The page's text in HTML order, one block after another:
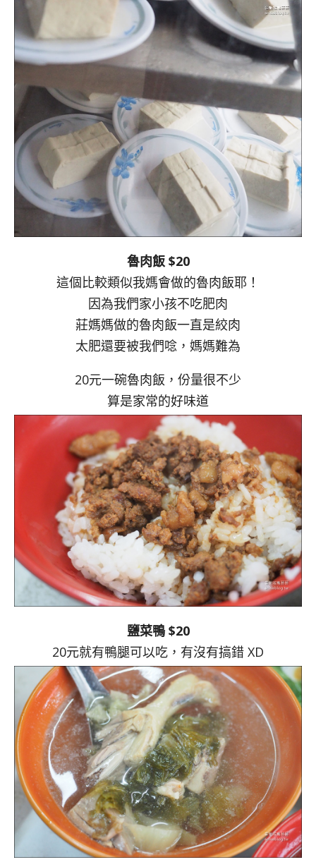
魯肉飯 $20
這個比較類似我媽會做的魯肉飯耶！
因為我們家小孩不吃肥肉
莊媽媽做的魯肉飯一直是絞肉
太肥還要被我們唸，媽媽難為
20元一碗魯肉飯，份量很不少
算是家常的好味道
鹽菜鴨 $20
20元就有鴨腿可以吃，有沒有搞錯 XD